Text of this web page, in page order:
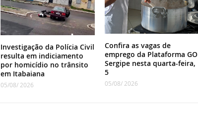
Investigação da Polícia Civil
resulta em indiciamento
por homicídio no trânsito
em Itabaiana
05/08/ 2026
Confira as vagas de
emprego da Plataforma GO
Sergipe nesta quarta-feira,
5
05/08/ 2026